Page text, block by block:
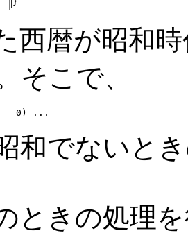
西暦が昭和
そこで、
== 0) ...
和でないと
ときの処理